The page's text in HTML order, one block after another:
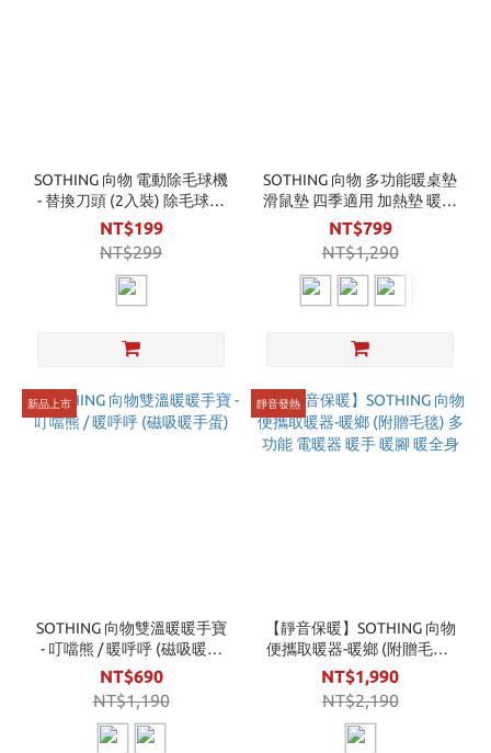
SOTHING 向物 電動除毛球機
- 替換刀頭 (2入裝) 除毛球機
配件
NT$199
NT$299
SOTHING 向物 多功能暖桌墊
滑鼠墊 四季適用 加熱墊 暖手
墊
NT$799
NT$1,290
新品上市
SOTHING 向物雙溫暖暖手寶
- 叮噹熊 / 暖呼呼 (磁吸暖手
蛋)
NT$690
NT$1,190
靜音發熱
【靜音保暖】SOTHING 向物
便攜取暖器-暖鄉 (附贈毛毯)
多功能 電暖器 暖手 暖腳 暖
全身
NT$1,990
NT$2,190